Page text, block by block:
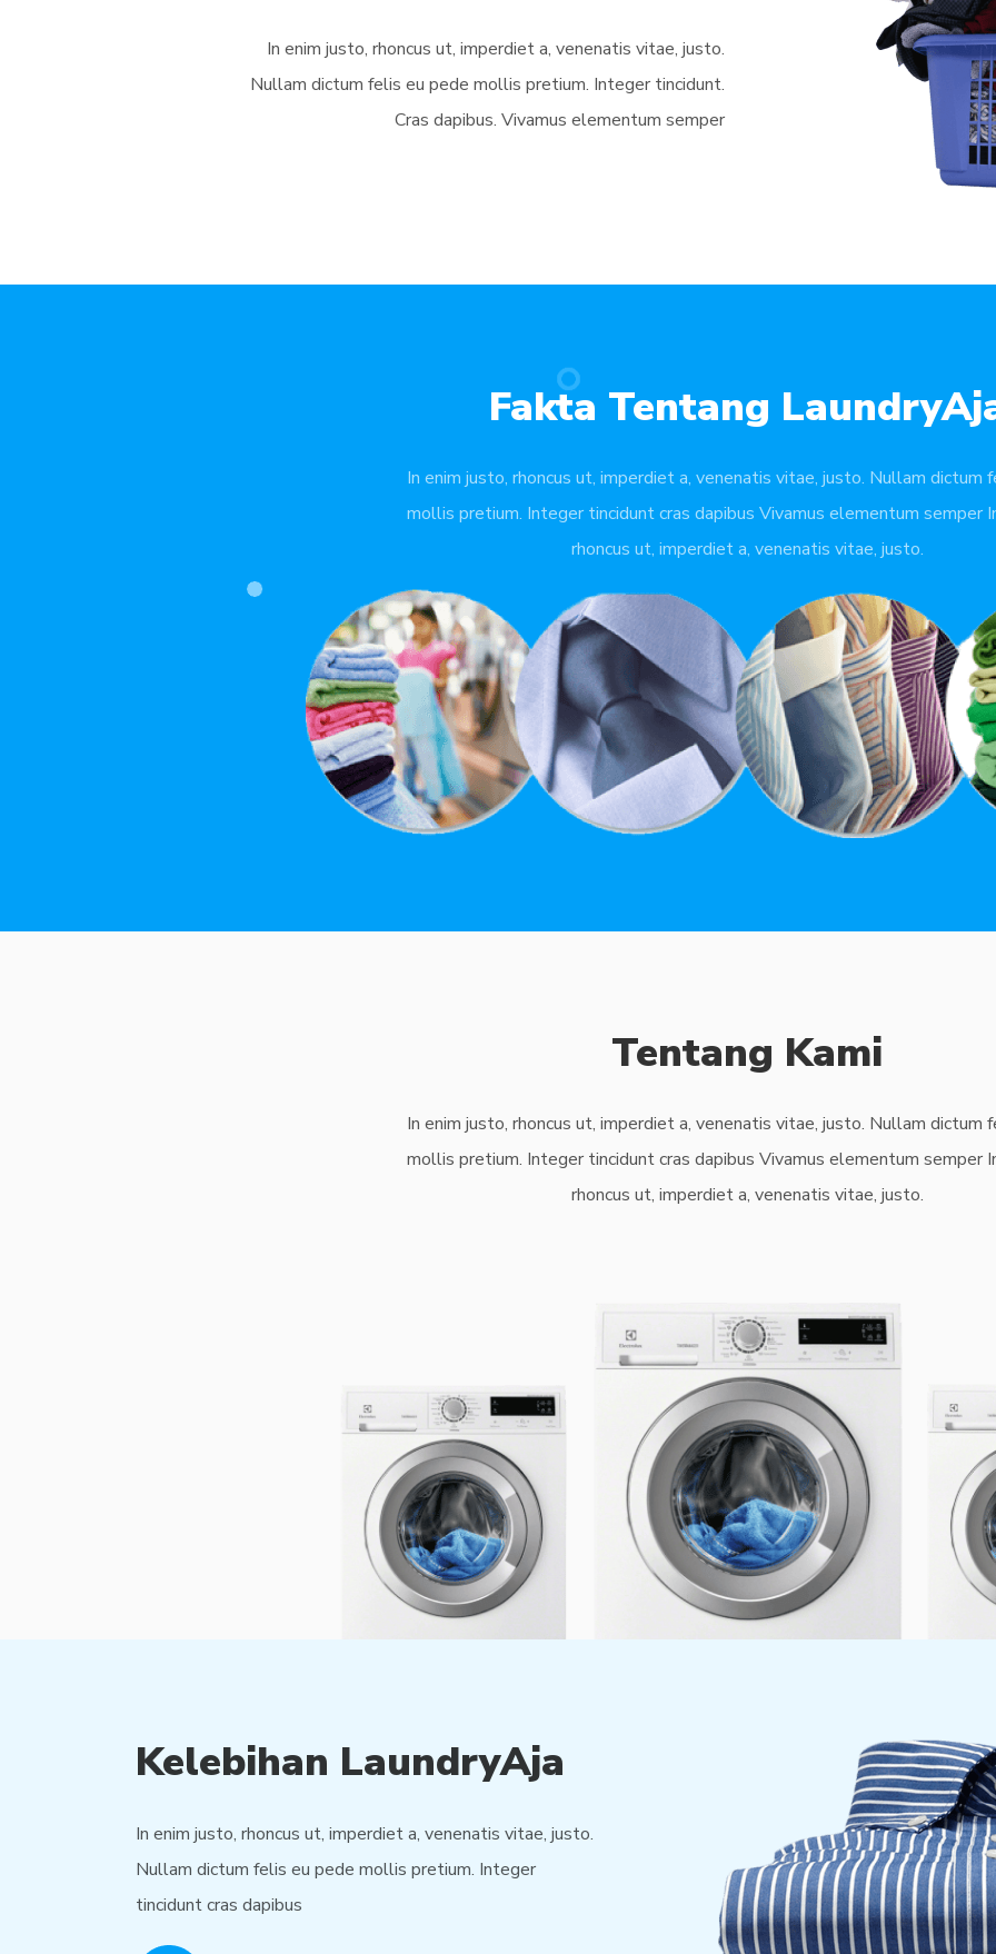
In enim justo, rhoncus ut, imperdiet a, venenatis vitae, justo.
Nullam dictum felis eu pede mollis pretium. Integer tincidunt.
Cras dapibus. Vivamus elementum semper
Fakta Tentang
In enim justo, rhoncus ut, imperdiet a, venenatis vitae, justo. Nullam dictum
mollis pretium. Integer tincidunt cras dapibus Vivamus elementum semper
rhoncus ut, imperdiet a, venenatis vitae, justo.
Tentang Kami
In enim justo, rhoncus ut, imperdiet a, venenatis vitae, justo. Nullam dictum
mollis pretium. Integer tincidunt cras dapibus Vivamus elementum semper
rhoncus ut, imperdiet a, venenatis vitae, justo.
Kelebihan LaundryAja
In enim justo, rhoncus ut, imperdiet a, venenatis vitae, justo.
Nullam dictum felis eu pede mollis pretium. Integer
tincidunt cras dapibus